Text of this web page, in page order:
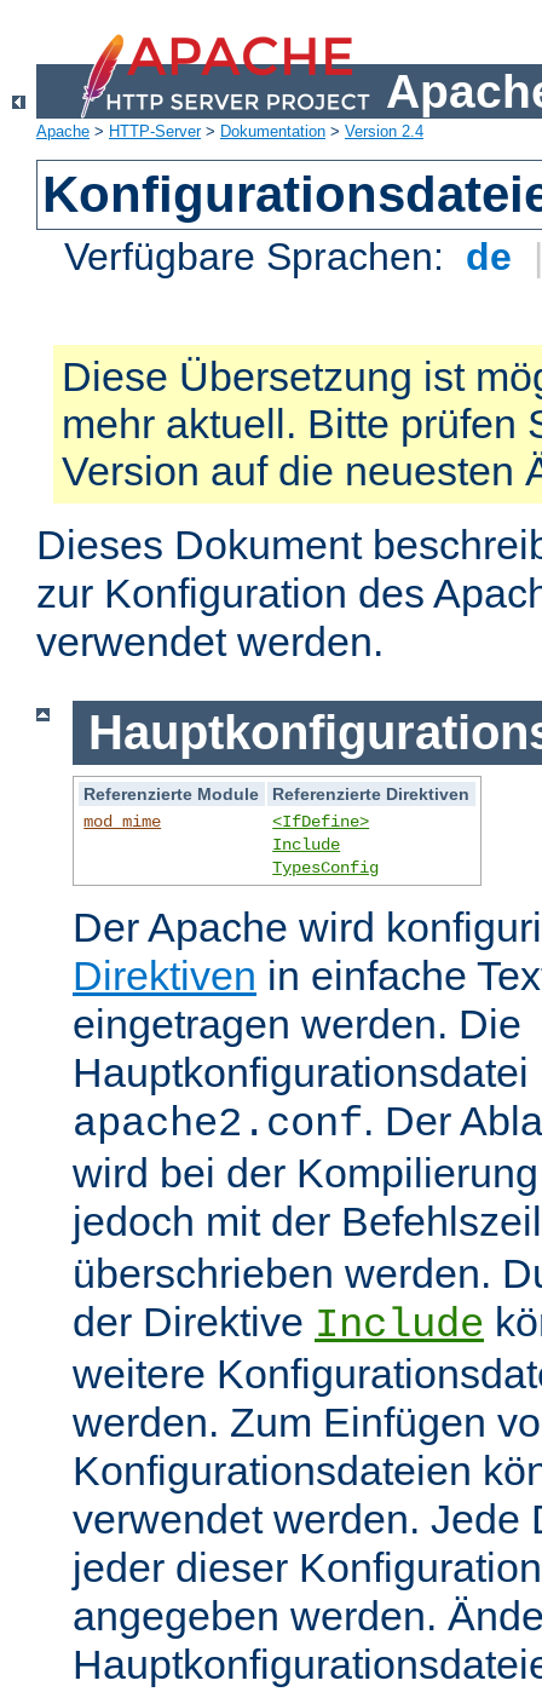
Apache > HTTP-Server> Dokumentation > Version 2.4
Verfügbare Sprachen: de
Diese Übersetzung ist
mehr aktuell. Bitte prüfen
Version auf die neuesten
Dieses Dokument
zur Konfiguration des
verwendet werden.
Referenzierte Module
Referenzierte Direktiven
mod_mime
<IfDefine>
Include
TypesConfig
Der Apache wird
Direktiven in einfache
eingetragen werden. Die
apache2.conf. Der
wird bei der
jedoch mit der
überschrieben werden.
der Direktive Include
weitere
werden. Zum Einfügen
Konfigurationsdateien
verwendet werden. Jede
jeder dieser
angegeben werden.